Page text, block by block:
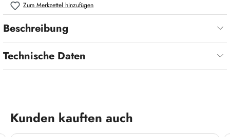
Zum Merkzettel hinzufügen
Beschreibung
Technische Daten
Produktgalerie überspringen
Kunden kauften auch